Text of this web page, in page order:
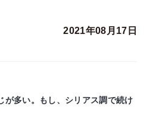
2021年08月17日
多い。もし、シリアス調で続け